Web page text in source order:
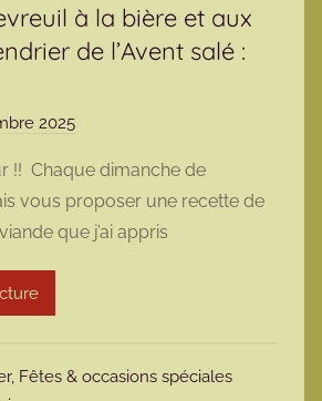
à la bière et aux
de l’Avent salé :
2025
r
m
a
t
!! Chaque dimanche de
vous proposer une recette de
que j’ai appris
, Fêtes & occasions spéciales